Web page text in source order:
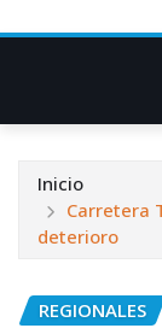
Inicio
Carretera
deterioro
REGIONALES